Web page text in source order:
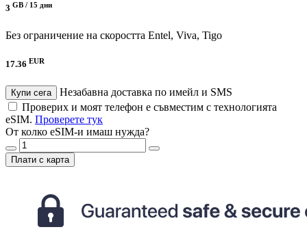
3 GB / 15 дни
Без ограничение на скоростта Entel, Viva, Tigo
17.36 EUR
Купи сега
Незабавна доставка по имейл и SMS
Проверих и моят телефон е съвместим с технологията
eSIM. Проверете тук
От колко eSIM-и имаш нужда?
Плати с карта